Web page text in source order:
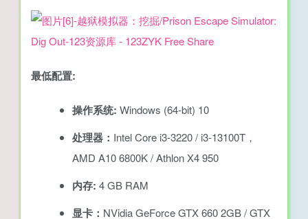
最低配置:
操作系统: Windows (64-bit) 10
处理器： Intel Core i3-3220 / i3-13100T，
AMD A10 6800K / Athlon X4 950
内存: 4 GB RAM
显卡： NVidia GeForce GTX 660 2GB / GTX